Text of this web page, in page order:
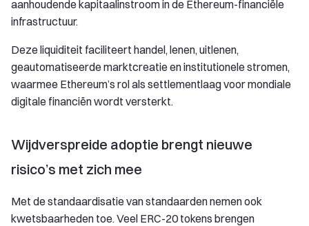
aanhoudende kapitaalinstroom in de Ethereum-financiële
infrastructuur.
Deze liquiditeit faciliteert handel, lenen, uitlenen,
geautomatiseerde marktcreatie en institutionele stromen,
waarmee Ethereum’s rol als settlementlaag voor mondiale
digitale financiën wordt versterkt.
Wijdverspreide adoptie brengt nieuwe
risico’s met zich mee
Met de standaardisatie van standaarden nemen ook
kwetsbaarheden toe. Veel ERC-20 tokens brengen